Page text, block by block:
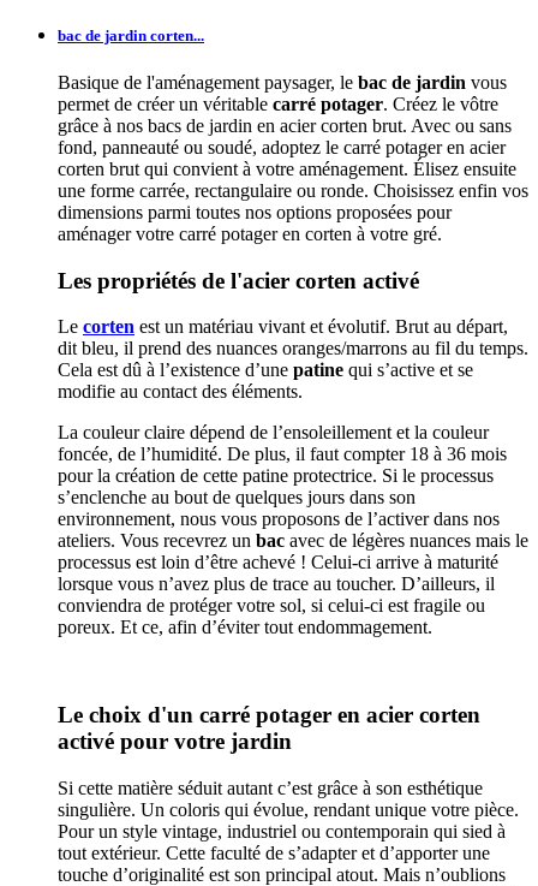
bac de jardin corten...
Basique de l'aménagement paysager, le bac de jardin vous
permet de créer un véritable carré potager. Créez le vôtre
grâce à nos bacs de jardin en acier corten brut. Avec ou sans
fond, panneauté ou soudé, adoptez le carré potager en acier
corten brut qui convient à votre aménagement. Élisez ensuite
une forme carrée, rectangulaire ou ronde. Choisissez enfin vos
dimensions parmi toutes nos options proposées pour
aménager votre carré potager en corten à votre gré.
Les propriétés de l'acier corten activé
Le corten est un matériau vivant et évolutif. Brut au départ,
dit bleu, il prend des nuances oranges/marrons au fil du temps.
Cela est dû à l’existence d’une patine qui s’active et se
modifie au contact des éléments.
La couleur claire dépend de l’ensoleillement et la couleur
foncée, de l’humidité. De plus, il faut compter 18 à 36 mois
pour la création de cette patine protectrice. Si le processus
s’enclenche au bout de quelques jours dans son
environnement, nous vous proposons de l’activer dans nos
ateliers. Vous recevrez un bac avec de légères nuances mais le
processus est loin d’être achevé ! Celui-ci arrive à maturité
lorsque vous n’avez plus de trace au toucher. D’ailleurs, il
conviendra de protéger votre sol, si celui-ci est fragile ou
poreux. Et ce, afin d’éviter tout endommagement.
Le choix d'un carré potager en acier corten
activé pour votre jardin
Si cette matière séduit autant c’est grâce à son esthétique
singulière. Un coloris qui évolue, rendant unique votre pièce.
Pour un style vintage, industriel ou contemporain qui sied à
tout extérieur. Cette faculté de s’adapter et d’apporter une
touche d’originalité est son principal atout. Mais n’oublions